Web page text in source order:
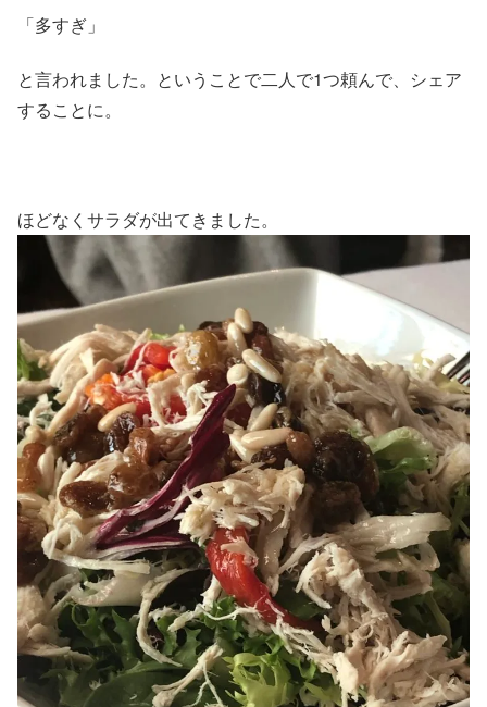
「多すぎ」
と言われました。ということで二人で1つ頼んで、シェア
することに。
ほどなくサラダが出てきました。